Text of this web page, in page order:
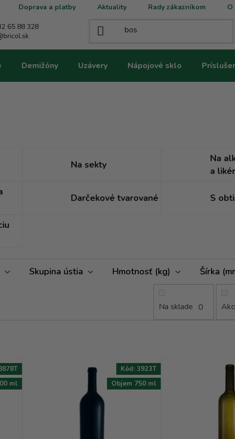
Doprava a platby Aktuality Rady zákazníkom O
65 88 328
Demižóny Uzávery Nápojové sklo
Na sekty
Na
a
Darčekové tvarované S
Na sklade 0
Skupina ústia Hmotnosť (kg) Šírka
ml Objem 750 ml
Kód: 3923T